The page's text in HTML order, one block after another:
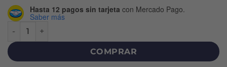
Hasta 12 pagos sin tarjeta con Mercado Pago.
Saber más
COFRE THE ICON SUPREME EDP X 100 ML + DEO cantidad
COMPRAR